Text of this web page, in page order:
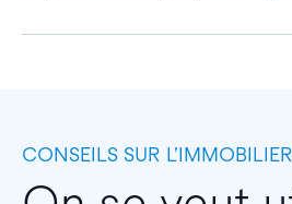
CONSEILS SUR L’IMMOBILIER